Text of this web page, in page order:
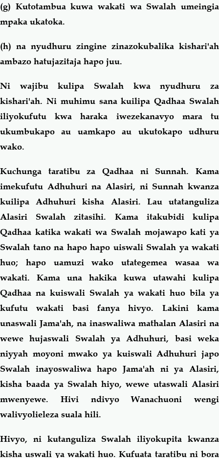
(g) Kutotambua kuwa wakati wa Swalah umeingia
mpaka ukatoka.
(h) na nyudhuru zingine zinazokubalika kishari'ah
ambazo hatujazitaja hapo juu.
Ni wajibu kulipa Swalah kwa nyudhuru za
kishari'ah. Ni muhimu sanakuilipa Qadhaa Swalah
iliyokufutu kwa haraka iwezekanavyo mara tu
ukumbukapo au uamkapo au ukutokapo udhuru
wako.
Kuchunga taratibu za Qadhaa ni Sunnah. Kama
imekufutu Adhuhuri na Alasiri, ni Sunnah kwanza
kuilipa Adhuhuri kisha Alasiri. Lau utatanguliza
Alasiri Swalah zitasihi. Kamaitakubidi kulipa
Qadhaa katika wakati wa Swalah mojawapo kati ya
Swalah tano na hapo hapo uiswali Swalah ya wakati
huo; hapo uamuzi wako utategemea wasaa wa
wakati. Kama una hakika kuwa utawahi kulipa
Qadhaa na kuiswali Swalah ya wakati huo bila ya
kufutu wakati basi fanya hivyo. Lakini kama
unaswali Jama'ah, na inaswaliwa mathalan Alasiri na
wewe hujaswali Swalah ya Adhuhuri, basi weka
niyyah moyoni mwako ya kuiswali Adhuhuri japo
Swalah inayoswaliwa hapo Jama'ah ni ya Alasiri,
kisha baada ya Swalah hiyo, wewe utaswali Alasiri
mwenyewe. Hivi ndivyo Wanachuoni wengi
walivyolieleza suala hili.
Hivyo, ni kutanguliza Swalah iliyokupita kwanza
kisha uswali ya wakati huo. Kufuata taratibu ni bora